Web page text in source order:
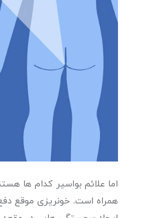
اما علائم بواسیر کدام ها
همراه است. خونریزی موقع